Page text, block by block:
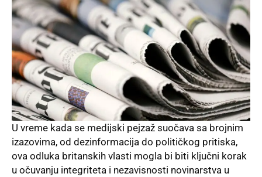
U vreme kada se medijski pejzaž suočava sa brojnim
izazovima, od dezinformacija do političkog pritiska,
ova odluka britanskih vlasti mogla bi biti ključni korak
u očuvanju integriteta i nezavisnosti novinarstva u